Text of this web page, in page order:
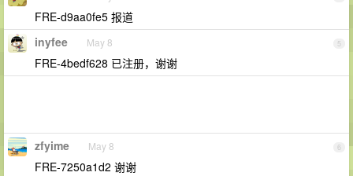
FRE-d9aa0fe5 报道
5
inyfee May 8
FRE-4bedf628 已注册，谢谢
6
zfyime May 8
FRE-7250a1d2 谢谢